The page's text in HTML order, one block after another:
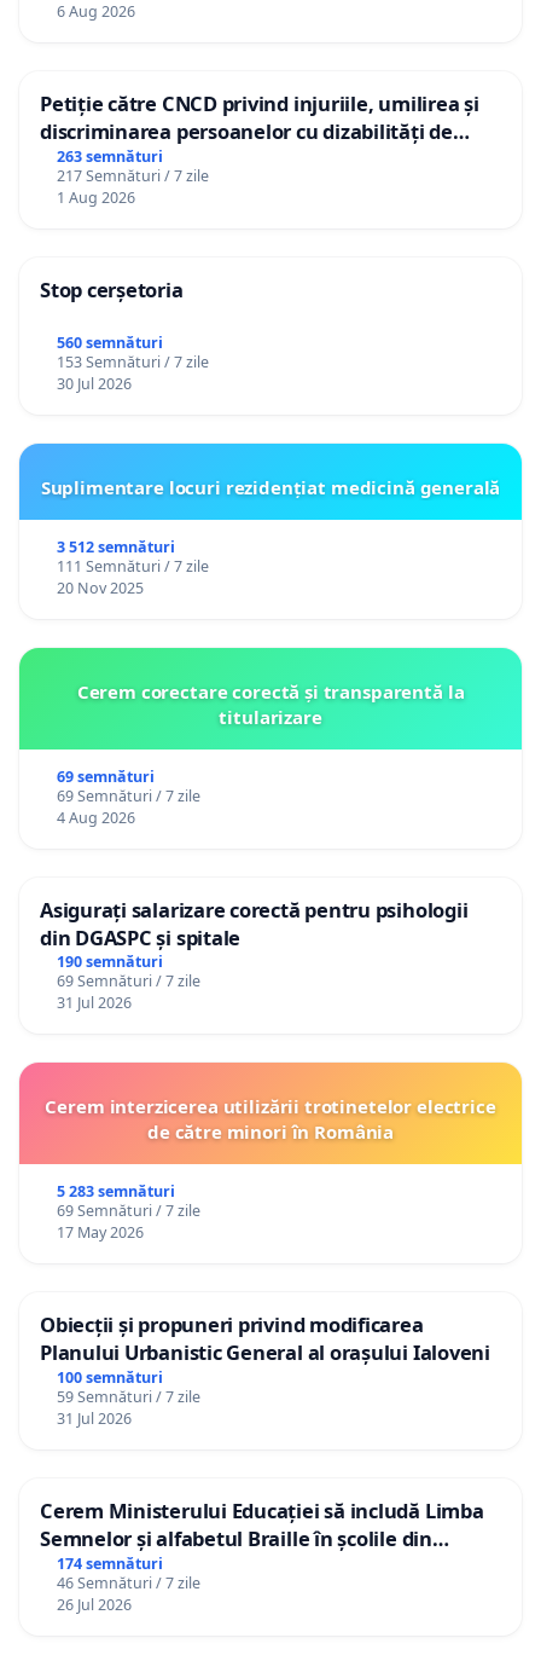
6 Aug 2026
Petiție către CNCD privind injuriile, umilirea și
discriminarea persoanelor cu dizabilități de
către utilizatorul TikTok „Gorici”
263 semnături
217 Semnături / 7 zile
1 Aug 2026
Stop cerșetoria
560 semnături
153 Semnături / 7 zile
30 Jul 2026
Suplimentare locuri rezidențiat medicină generală
3 512 semnături
111 Semnături / 7 zile
20 Nov 2025
Cerem corectare corectă și transparentă la
titularizare
69 semnături
69 Semnături / 7 zile
4 Aug 2026
Asigurați salarizare corectă pentru psihologii
din DGASPC și spitale
190 semnături
69 Semnături / 7 zile
31 Jul 2026
Cerem interzicerea utilizării trotinetelor electrice
de către minori în România
5 283 semnături
69 Semnături / 7 zile
17 May 2026
Obiecții și propuneri privind modificarea
Planului Urbanistic General al orașului Ialoveni
100 semnături
59 Semnături / 7 zile
31 Jul 2026
Cerem Ministerului Educației să includă Limba
Semnelor și alfabetul Braille în școlile din
Republica Moldova!
174 semnături
46 Semnături / 7 zile
26 Jul 2026